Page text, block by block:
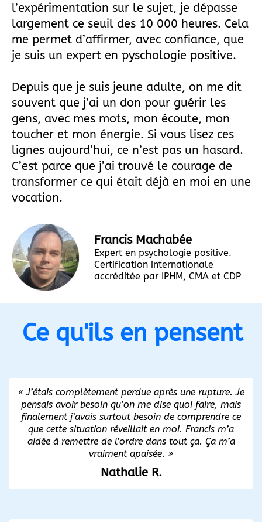
l’expérimentation sur le sujet, je dépasse
largement ce seuil des 10 000 heures. Cela
me permet d’affirmer, avec confiance, que
je suis un expert en pyschologie positive.
Depuis que je suis jeune adulte, on me dit
souvent que j’ai un don pour guérir les
gens, avec mes mots, mon écoute, mon
toucher et mon énergie. Si vous lisez ces
lignes aujourd’hui, ce n’est pas un hasard.
C’est parce que j’ai trouvé le courage de
transformer ce qui était déjà en moi en une
vocation.
Francis Machabée
Expert en psychologie positive.
Certification internationale
accréditée par IPHM, CMA et CDP
Ce qu'ils en pensent
«J’étais complètement perdue après une rupture. Je
pensais avoir besoin qu’on me dise quoi faire, mais
finalement j’avais surtout besoin de comprendre ce
que cette situation réveillait en moi. Francis m’a
aidée à remettre de l’ordre dans tout ça. Ça m’a
vraiment apaisée. »
Nathalie R.